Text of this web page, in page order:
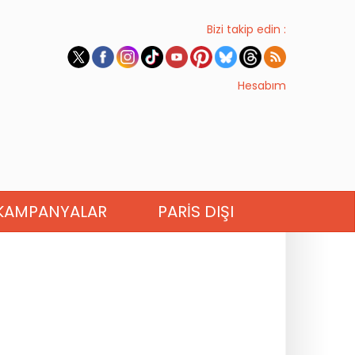
Bizi takip edin :
Hesabım
PARIS DIŞI